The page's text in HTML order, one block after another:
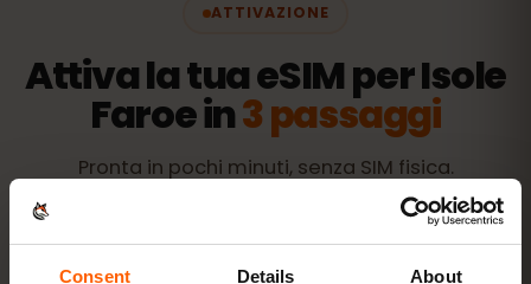
Consent Details About
ATTIVAZIONE
Attiva la tua eSIM per Isole
Faroe in3 passaggi
Pronta in pochi minuti, senza SIM fisica.